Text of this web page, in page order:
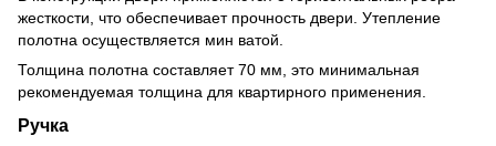
жесткости, что обеспечивает прочность двери. Утепление
полотна осуществляется мин ватой.
Толщина полотна составляет 70 мм, это минимальная
рекомендуемая толщина для квартирного применения.
Ручка